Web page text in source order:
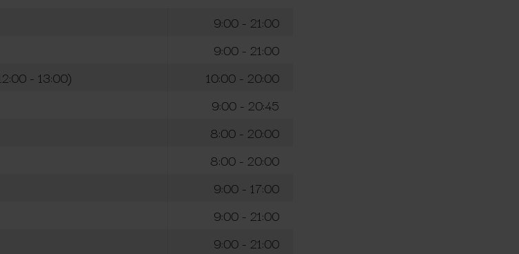
9:00 - 21:00
9:00 - 21:00
- 13:00)
10:00 - 20:00
9:00 - 20:45
8:00 - 20:00
8:00 - 20:00
9:00 - 17:00
9:00 - 21:00
9:00 - 21:00